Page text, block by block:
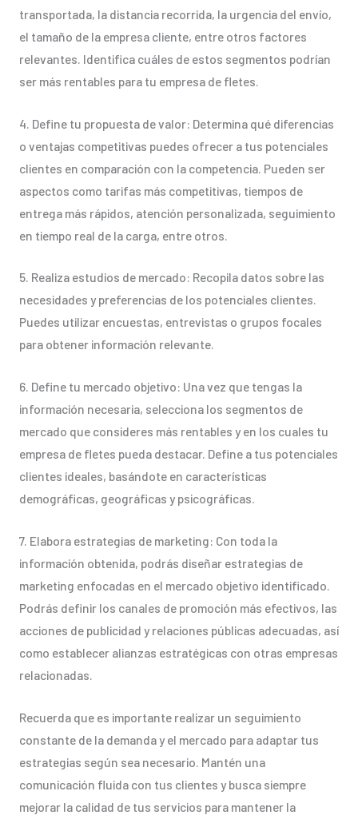
transportada, la distancia recorrida, la urgencia del envío,
el tamaño de la empresa cliente, entre otros factores
relevantes. Identifica cuáles de estos segmentos podrían
ser más rentables para tu empresa de fletes.
4. Define tu propuesta de valor: Determina qué diferencias
o ventajas competitivas puedes ofrecer a tus potenciales
clientes en comparación con la competencia. Pueden ser
aspectos como tarifas más competitivas, tiempos de
entrega más rápidos, atención personalizada, seguimiento
en tiempo real de la carga, entre otros.
5. Realiza estudios de mercado: Recopila datos sobre las
necesidades y preferencias de los potenciales clientes.
Puedes utilizar encuestas, entrevistas o grupos focales
para obtener información relevante.
6. Define tu mercado objetivo: Una vez que tengas la
información necesaria, selecciona los segmentos de
mercado que consideres más rentables y en los cuales tu
empresa de fletes pueda destacar. Define a tus potenciales
clientes ideales, basándote en características
demográficas, geográficas y psicográficas.
7. Elabora estrategias de marketing: Con toda la
información obtenida, podrás diseñar estrategias de
marketing enfocadas en el mercado objetivo identificado.
Podrás definir los canales de promoción más efectivos, las
acciones de publicidad y relaciones públicas adecuadas, así
como establecer alianzas estratégicas con otras empresas
relacionadas.
Recuerda que es importante realizar un seguimiento
constante de la demanda y el mercado para adaptar tus
estrategias según sea necesario. Mantén una
comunicación fluida con tus clientes y busca siempre
mejorar la calidad de tus servicios para mantener la